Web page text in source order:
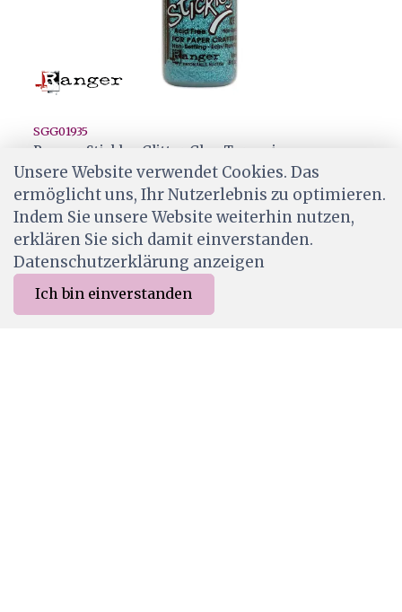
Merkliste Menu
SGG01935
Ranger Stickles Glitter Glue Turquoise
CHF 3.20
Wird für dich bestellt
Unsere Website verwendet Cookies. Das
ermöglicht uns, Ihr Nutzerlebnis zu optimieren.
Indem Sie unsere Website weiterhin nutzen,
erklären Sie sich damit einverstanden.
Datenschutzerklärung anzeigen
Ich bin einverstanden